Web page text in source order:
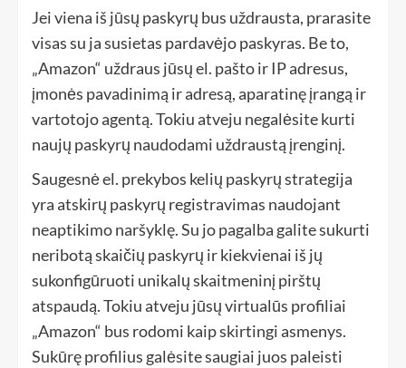
Jei viena iš jūsų paskyrų bus uždrausta, prarasite
visas su ja susietas pardavėjo paskyras. Be to,
„Amazon“ uždraus jūsų el. pašto ir IP adresus,
įmonės pavadinimą ir adresą, aparatinę įrangą ir
vartotojo agentą. Tokiu atveju negalėsite kurti
naujų paskyrų naudodami uždraustą įrenginį.
Saugesnė el. prekybos kelių paskyrų strategija
yra atskirų paskyrų registravimas naudojant
neaptikimo naršyklę. Su jo pagalba galite sukurti
neribotą skaičių paskyrų ir kiekvienai iš jų
sukonfigūruoti unikalų skaitmeninį pirštų
atspaudą. Tokiu atveju jūsų virtualūs profiliai
„Amazon“ bus rodomi kaip skirtingi asmenys.
Sukūrę profilius galėsite saugiai juos paleisti